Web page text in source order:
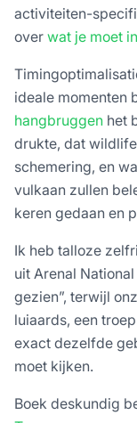
activiteiten-
over wat je moet
ideale momenten
hangbruggen het
drukte, dat
schemering, en
vulkaan zullen
keren gedaan en
Ik heb talloze
uit Arenal
gezien”, terwijl
luiaards, een
exact dezelfde
moet kijken.
Boek deskundig